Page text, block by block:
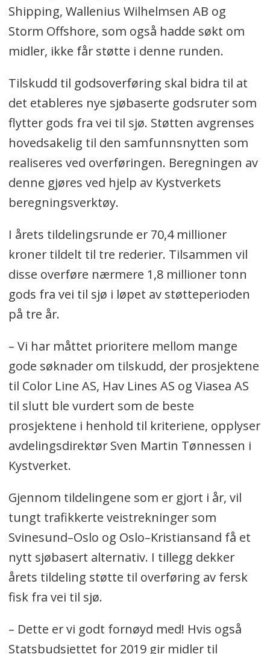
Shipping, Wallenius Wilhelmsen AB og
Storm Offshore, som også hadde søkt om
midler, ikke får støtte i denne runden.
Tilskudd til godsoverføring skal bidra til at
det etableres nye sjøbaserte godsruter som
flytter gods fra vei til sjø. Støtten avgrenses
hovedsakelig til den samfunnsnytten som
realiseres ved overføringen. Beregningen av
denne gjøres ved hjelp av Kystverkets
beregningsverktøy.
I årets tildelingsrunde er 70,4 millioner
kroner tildelt til tre rederier. Tilsammen vil
disse overføre nærmere 1,8 millioner tonn
gods fra vei til sjø i løpet av støtteperioden
på tre år.
– Vi har måttet prioritere mellom mange
gode søknader om tilskudd, der prosjektene
til Color Line AS, Hav Lines AS og Viasea AS
til slutt ble vurdert som de beste
prosjektene i henhold til kriteriene, opplyser
avdelingsdirektør Sven Martin Tønnessen i
Kystverket.
Gjennom tildelingene som er gjort i år, vil
tungt trafikkerte veistrekninger som
Svinesund–Oslo og Oslo–Kristiansand få et
nytt sjøbasert alternativ. I tillegg dekker
årets tildeling støtte til overføring av fersk
fisk fra vei til sjø.
– Dette er vi godt fornøyd med! Hvis også
Statsbudsjettet for 2019 gir midler til